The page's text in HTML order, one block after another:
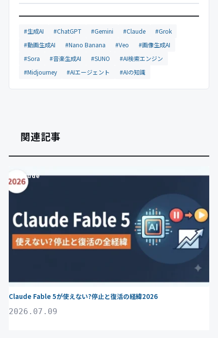
#生成AI #ChatGPT #Gemini #Claude
#Grok
#動画生成AI
#Nano Banana #Veo
#画像生成AI
#Sora
#音楽生成AI #SUNO
#AI検索エンジン
#Midjourney
#AIエージェント #AIの知識
関連記事
Claude
Claude Fable 5が使えない?停止と復活の経緯2026
2026.07.09